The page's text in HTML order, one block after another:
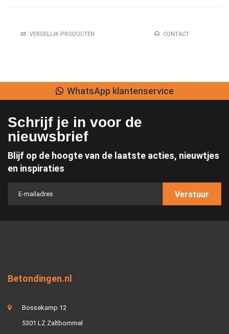
VERGELIJK PRODUCTEN CONTACT
WhatsApp klantenservice
Schrijf je in voor de
nieuwsbrief
Blijf op de hoogte van de laatste acties, nieuwtjes
en inspiraties
Verstuur
Betondingen.nl
Bossekamp 12
5301 LZ Zaltbommel